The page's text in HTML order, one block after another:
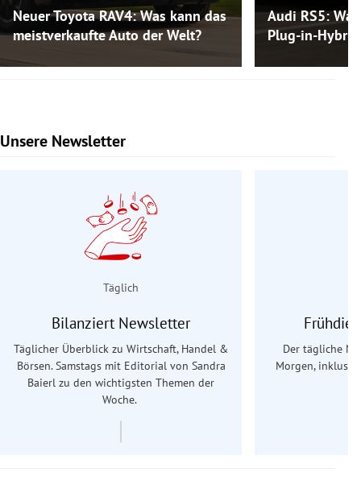
Neuer Toyota RAV4: Was kann das
meistverkaufte Auto der Welt?
Audi RS5:
Plug-in-
Unsere Newsletter
Slide 1 von 9
Täglich
Bilanziert Newsletter
Täglicher Überblick zu Wirtschaft, Handel &
Börsen. Samstags mit Editorial von Sandra
Baierl zu den wichtigsten Themen der
Woche.
Der tägliche
Morgen,